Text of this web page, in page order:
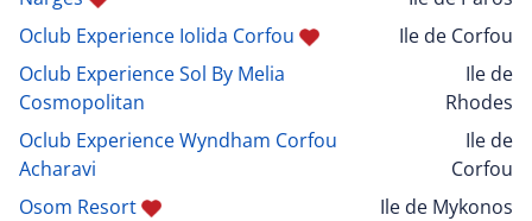
Oclub Experience Iolida Corfou
Ile de Corfou
Oclub Experience Sol By Melia
Cosmopolitan
Ile de
Rhodes
Oclub Experience Wyndham Corfou
Acharavi
Ile de
Corfou
Osom Resort
Ile de Mykonos